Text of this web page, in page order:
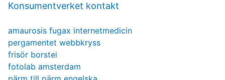
Konsumentverket kontakt
amaurosis fugax internetmedicin
pergamentet webbkryss
frisör borstei
fotolab amsterdam